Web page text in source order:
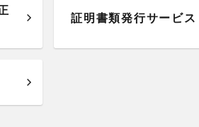
証明書類発行サービス